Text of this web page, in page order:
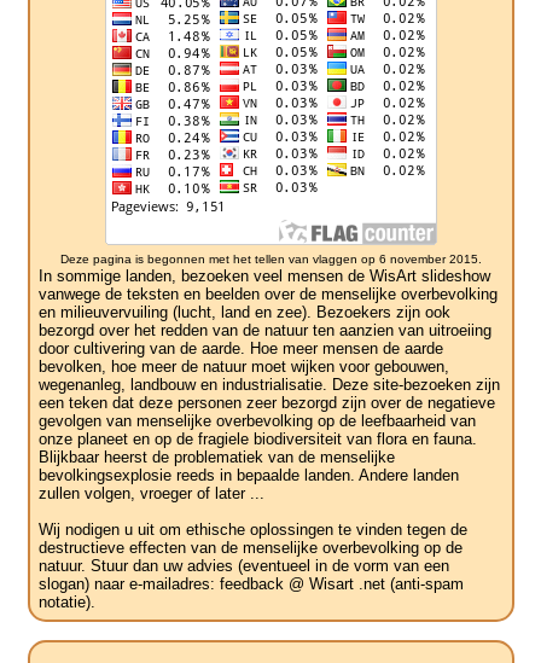
Deze pagina is begonnen met het tellen van vlaggen op 6 november 2015.
In sommige landen, bezoeken veel mensen de WisArt slideshow
vanwege de teksten en beelden over de menselijke overbevolking
en milieuvervuiling (lucht, land en zee). Bezoekers zijn ook
bezorgd over het redden van de natuur ten aanzien van uitroeiing
door cultivering van de aarde. Hoe meer mensen de aarde
bevolken, hoe meer de natuur moet wijken voor gebouwen,
wegenanleg, landbouw en industrialisatie. Deze site-bezoeken zijn
een teken dat deze personen zeer bezorgd zijn over de negatieve
gevolgen van menselijke overbevolking op de leefbaarheid van
onze planeet en op de fragiele biodiversiteit van flora en fauna.
Blijkbaar heerst de problematiek van de menselijke
bevolkingsexplosie reeds in bepaalde landen. Andere landen
zullen volgen, vroeger of later ...
Wij nodigen u uit om ethische oplossingen te vinden tegen de
destructieve effecten van de menselijke overbevolking op de
natuur. Stuur dan uw advies (eventueel in de vorm van een
slogan) naar e-mailadres: feedback @ Wisart .net (anti-spam
notatie).